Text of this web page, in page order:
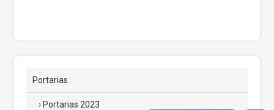
Portarias
Portarias 2023